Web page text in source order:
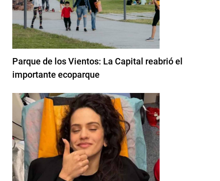
Parque de los Vientos: La Capital reabrió el
importante ecoparque